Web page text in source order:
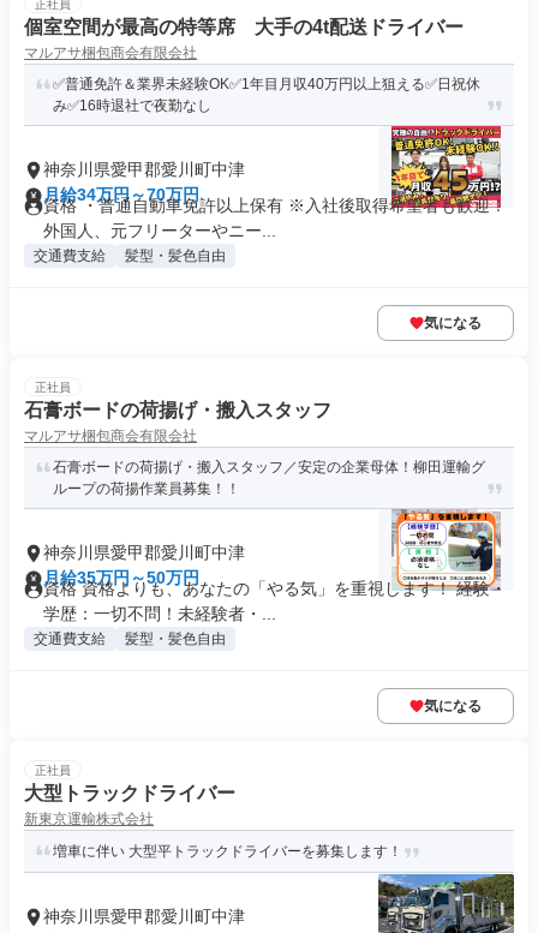
正社員
個室空間が最高の特等席 大手の4t配送ドライバー
マルアサ梱包商会有限会社
✅普通免許＆業界未経験OK✅1年目月収40万円以上狙える✅日祝休
み✅16時退社で夜勤なし
神奈川県愛甲郡愛川町中津
月給34万円～70万円
資格 ・普通自動車免許以上保有 ※入社後取得希望者も歓迎！
外国人、元フリーターやニー...
交通費支給 髪型・髪色自由
気になる
正社員
石膏ボードの荷揚げ・搬入スタッフ
マルアサ梱包商会有限会社
石膏ボードの荷揚げ・搬入スタッフ／安定の企業母体！柳田運輸グ
ループの荷揚作業員募集！！
神奈川県愛甲郡愛川町中津
月給35万円～50万円
資格 資格よりも、あなたの「やる気」を重視します！ 経験・
学歴：一切不問！未経験者・...
交通費支給 髪型・髪色自由
気になる
正社員
大型トラックドライバー
新東京運輸株式会社
増車に伴い 大型平トラックドライバーを募集します！
神奈川県愛甲郡愛川町中津